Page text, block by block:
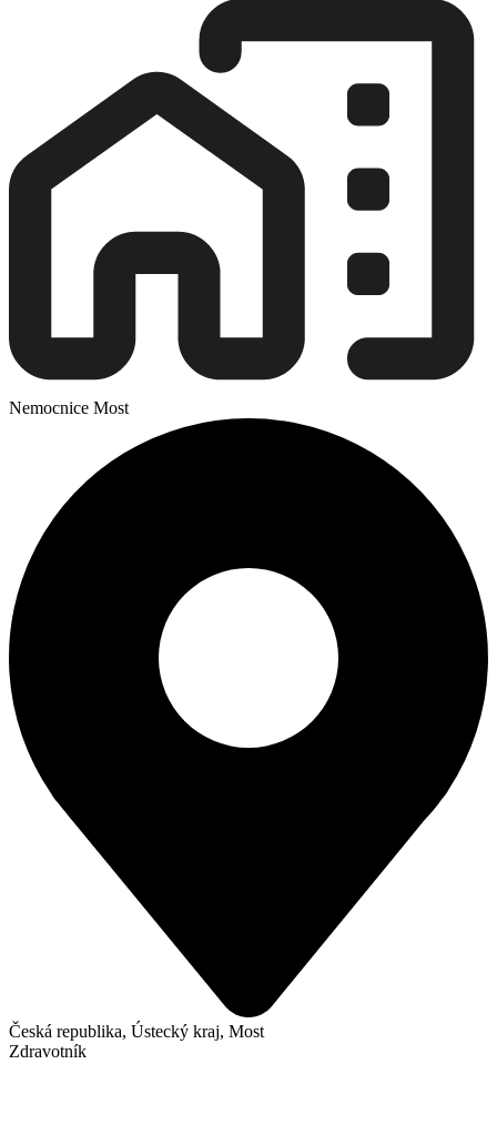
Nemocnice Most
Česká republika, Ústecký kraj, Most
Zdravotník